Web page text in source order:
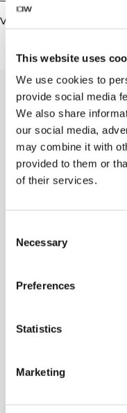
This website uses
We use cookies to
provide social media
We also share
our social media,
may combine it with
provided to them or
of their services.
Selection
Necessary
Preferences
Statistics
Marketing
Vergelijkbare producten